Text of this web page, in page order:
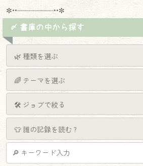
✼••┈┈┈┈┈┈┈┈┈••✼
〆 書庫の中から探す